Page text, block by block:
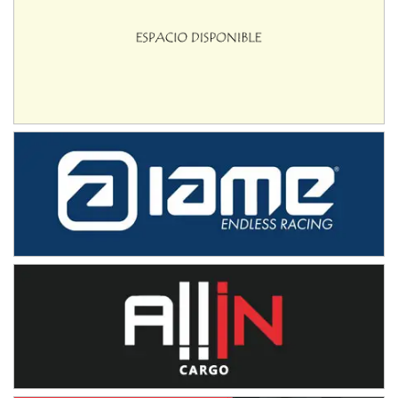
IAME SERIES ARGENTINA 6
Ciudad de Trenque Lauquen (Asfalto)
ENTRERRIANO - F6 (POSTERGADA)
Parque de la Velocidad (Asfalto)
Villaguay (Entre Ríos)
El Cerro (Tierra)
Moto Club Reginense (Tierra)